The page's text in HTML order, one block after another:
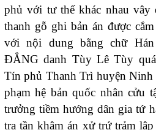
phủ với tư thế khác nhau vây
thanh gỗ ghi bản án được
với nội dung bằng chữ
ĐẲNG danh Tùy Lê Tùy
Tín phủ Thanh Trì huyện Ninh
phạm hệ bản quốc nhân cửu
trưởng tiềm hướng dân gia tứ
tra tần khâm án xử trứ trảm